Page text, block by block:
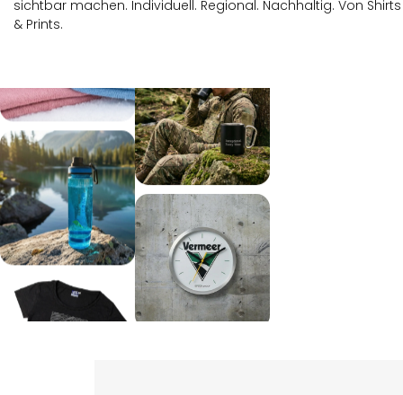
sichtbar machen. Individuell. Regional. Nachhaltig. Von Shirts
& Prints.